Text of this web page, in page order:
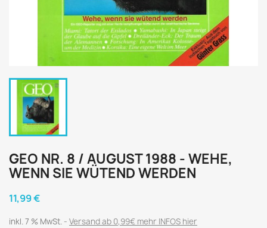
GEO NR. 8 / AUGUST 1988 - WEHE,
WENN SIE WÜTEND WERDEN
11,99 €
inkl. 7 % MwSt. Versand ab 0,99€ mehr INFOS hier